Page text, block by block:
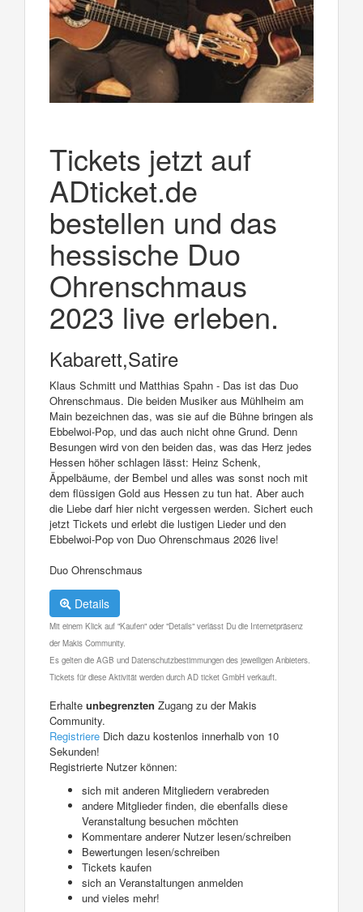
Tickets jetzt auf
ADticket.de
bestellen und das
hessische Duo
Ohrenschmaus
2023 live erleben.
Kabarett,Satire
Klaus Schmitt und Matthias Spahn - Das ist das Duo
Ohrenschmaus. Die beiden Musiker aus Mühlheim am
Main bezeichnen das, was sie auf die Bühne bringen als
Ebbelwoi-Pop, und das auch nicht ohne Grund. Denn
Besungen wird von den beiden das, was das Herz jedes
Hessen höher schlagen lässt: Heinz Schenk,
Äppelbäume, der Bembel und alles was sonst noch mit
dem flüssigen Gold aus Hessen zu tun hat. Aber auch
die Liebe darf hier nicht vergessen werden. Sichert euch
jetzt Tickets und erlebt die lustigen Lieder und den
Ebbelwoi-Pop von Duo Ohrenschmaus 2026 live!
Duo Ohrenschmaus
Details
Mit einem Klick auf "Kaufen" oder "Details" verlässt Du die Internetpräsenz
der Makis Community.
Es gelten die AGB und Datenschutzbestimmungen des jeweiligen Anbieters.
Tickets für diese Aktivität werden durch AD ticket GmbH verkauft.
Erhalte unbegrenzten Zugang zu der Makis
Community.
Registriere Dich dazu kostenlos innerhalb von 10
Sekunden!
Registrierte Nutzer können:
sich mit anderen Mitgliedern verabreden
andere Mitglieder finden, die ebenfalls diese
Veranstaltung besuchen möchten
Kommentare anderer Nutzer lesen/schreiben
Bewertungen lesen/schreiben
Tickets kaufen
sich an Veranstaltungen anmelden
und vieles mehr!